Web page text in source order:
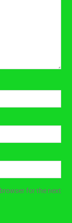
for the next